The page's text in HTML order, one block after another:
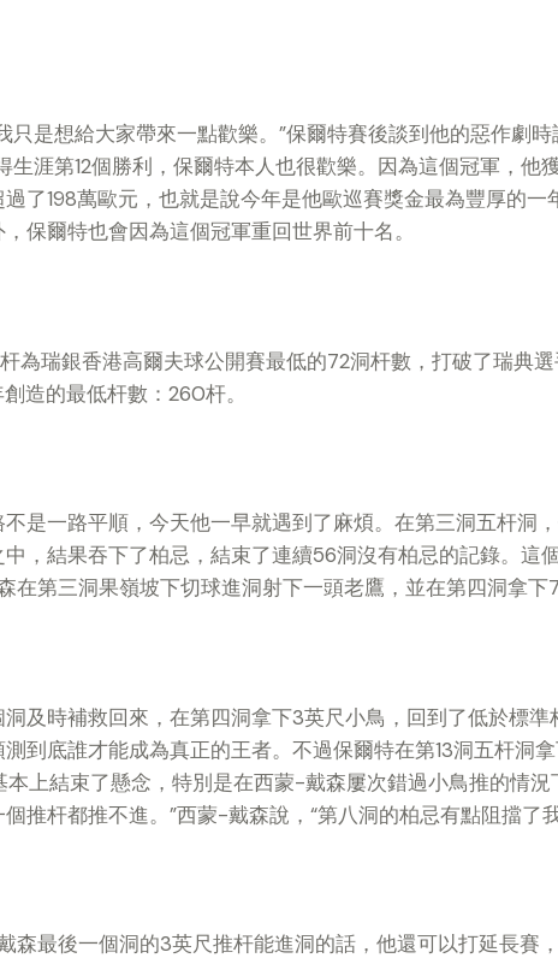
只是想給大家帶來一點歡樂。”保爾特賽後談到他的惡作劇
生涯第12個勝利，保爾特本人也很歡樂。因為這個冠軍，他
了198萬歐元，也就是說今年是他歐巡賽獎金最為豐厚的
保爾特也會因為這個冠軍重回世界前十名。
為瑞銀香港高爾夫球公開賽最低的72洞杆數，打破了瑞典
造的最低杆數：260杆。
是一路平順，今天他一早就遇到了麻煩。在第三洞五杆洞
，結果吞下了柏忌，結束了連續56洞沒有柏忌的記錄。這
在第三洞果嶺坡下切球進洞射下一頭老鷹，並在第四洞拿下
及時補救回來，在第四洞拿下3英尺小鳥，回到了低於標準
到底誰才能成為真正的王者。不過保爾特在第13洞五杆洞
上結束了懸念，特別是在西蒙-戴森屢次錯過小鳥推的情況
推杆都推不進。”西蒙-戴森說，“第八洞的柏忌有點阻擋了
森最後一個洞的3英尺推杆能進洞的話，他還可以打延長賽